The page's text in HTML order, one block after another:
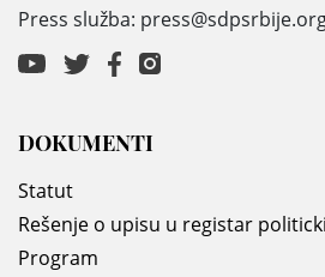
Press služba:
DOKUMENTI
Statut
Rešenje o upisu u registar
Program